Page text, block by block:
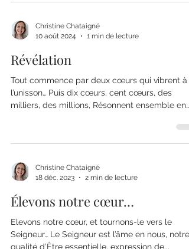
Christine Chataigné
10 août 2024
1 min de lecture
Révélation
Tout commence par deux cœurs qui vibrent à
l’unisson… Puis dix cœurs, cent cœurs, des
milliers, des millions, Résonnent ensemble en
Christine Chataigné
18 déc. 2023
2 min de lecture
Élevons notre cœur…
Elevons notre cœur, et tournons-le vers le
Seigneur… Le Seigneur est l’âme en nous, notre
qualité d’Être essentielle, expression de...